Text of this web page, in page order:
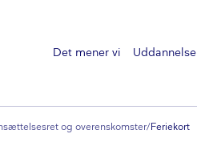
Det mener vi Uddannelse
og overenskomster/Feriekort